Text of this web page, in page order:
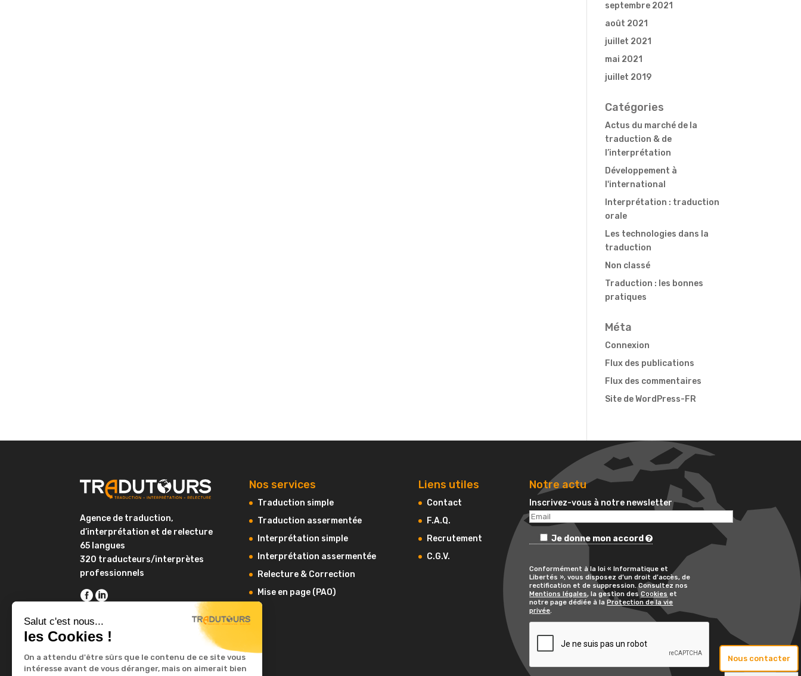
septembre 2021
août 2021
juillet 2021
mai 2021
juillet 2019
Catégories
Actus du marché de la
traduction & de
l’interprétation
Développement à
l'international
Interprétation : traduction
orale
Les technologies dans la
traduction
Non classé
Traduction : les bonnes
pratiques
Méta
Connexion
Flux des publications
Flux des commentaires
Site de WordPress-FR
Agence de traduction,
d’interprétation et de relecture
65 langues
320 traducteurs/interprètes
professionnels
Nos services
Traduction simple
Traduction assermentée
Interprétation simple
Interprétation assermentée
Relecture & Correction
Mise en page (PAO)
Liens utiles
Contact
F.A.Q.
Recrutement
C.G.V.
Notre actu
Inscrivez-vous à notre newsletter
Je donne mon accord
Conformément à la loi « Informatique et
Libertés », vous disposez d’un droit d’accès, de
rectification et de suppression. Consultez nos
Mentions légales, la gestion desCookies et
notre page dédiée à laProtection de la vie
privée
Nous contacter
Salut c'est nous...
les Cookies !
On a attendu d'être sûrs que le contenu de ce site vous
intéresse avant de vous déranger, mais on aimerait bien